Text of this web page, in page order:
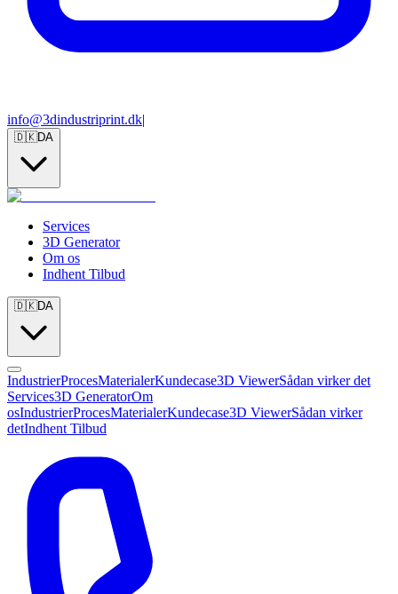
info@3dindustriprint.dk|
🇩🇰DA
Services
3D Generator
Om os
Indhent Tilbud
🇩🇰DA
IndustrierProcesMaterialerKundecase3D ViewerSådan virker det
Services3D GeneratorOm
osIndustrierProcesMaterialerKundecase3D ViewerSådan virker
detIndhent Tilbud